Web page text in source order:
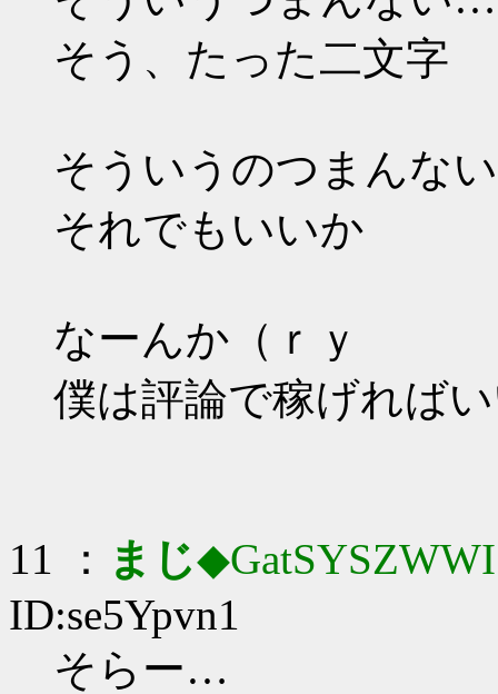
そう、たった二文字
そういうのつまんな
それでもいいか
なーんか（ｒｙ
僕は評論で稼げれば
11 ： まじ◆GatSYSZWWI
ID:se5Ypvn1
そらー…